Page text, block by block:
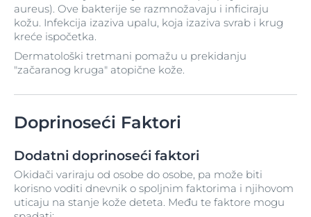
aureus). Ove bakterije se razmnožavaju i inficiraju
kožu. Infekcija izaziva upalu, koja izaziva svrab i krug
kreće ispočetka.
Dermatološki tretmani pomažu u prekidanju
"začaranog kruga" atopične kože.
Doprinoseći Faktori
Dodatni doprinoseći faktori
Okidači variraju od osobe do osobe, pa može biti
korisno voditi dnevnik o spoljnim faktorima i njihovom
uticaju na stanje kože deteta. Među te faktore mogu